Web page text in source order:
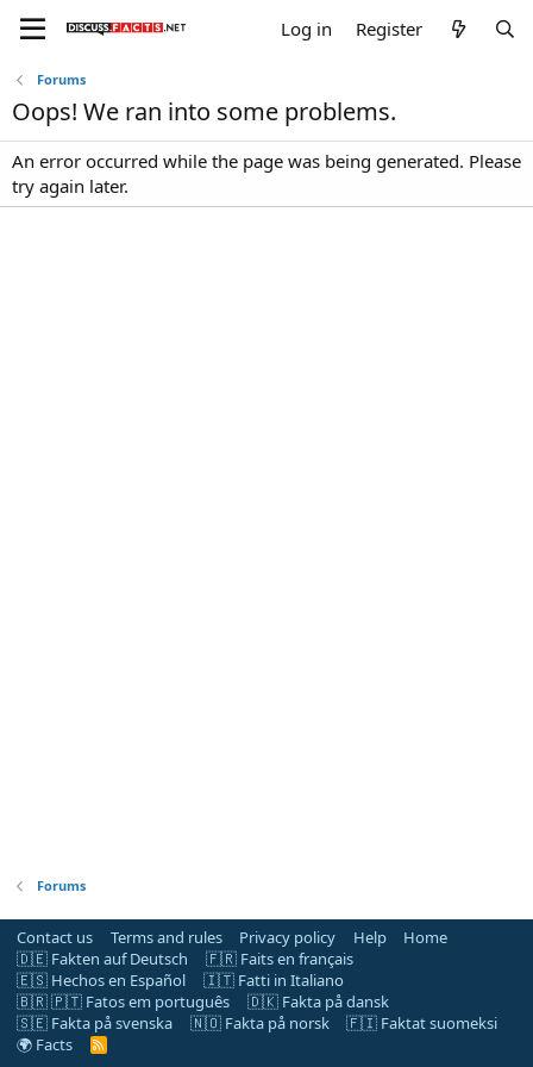
Log in Register
Forums
Oops! We ran into some problems.
An error occurred while the page was being generated. Please
try again later.
Forums
Contact us Terms and rules Privacy policy Help
Home
🇩🇪 Fakten auf Deutsch
🇫🇷 Faits en français
🇪🇸 Hechos en Español
🇮🇹 Fatti in Italiano
🇧🇷 🇵🇹 Fatos em português
🇩🇰 Fakta på dansk
🇸🇪 Fakta på svenska
🇳🇴 Fakta på norsk
🇫🇮 Faktat suomeksi
🌍 Facts
R